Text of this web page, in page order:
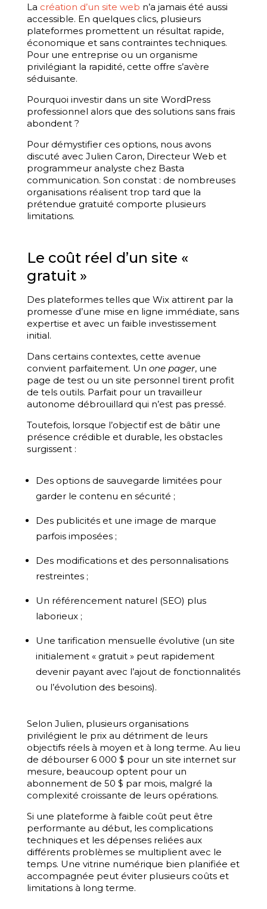
La création d’un site web n’a jamais été aussi
accessible. En quelques clics, plusieurs
plateformes promettent un résultat rapide,
économique et sans contraintes techniques.
Pour une entreprise ou un organisme
privilégiant la rapidité, cette offre s’avère
séduisante.
Pourquoi investir dans un site WordPress
professionnel alors que des solutions sans frais
abondent ?
Pour démystifier ces options, nous avons
discuté avec Julien Caron, Directeur Web et
programmeur analyste chez Basta
communication. Son constat : de nombreuses
organisations réalisent trop tard que la
prétendue gratuité comporte plusieurs
limitations.
Le coût réel d’un site «
gratuit »
Des plateformes telles que Wix attirent par la
promesse d’une mise en ligne immédiate, sans
expertise et avec un faible investissement
initial.
Dans certains contextes, cette avenue
convient parfaitement. Un one pager, une
page de test ou un site personnel tirent profit
de tels outils. Parfait pour un travailleur
autonome débrouillard qui n’est pas pressé.
Toutefois, lorsque l’objectif est de bâtir une
présence crédible et durable, les obstacles
surgissent :
Des options de sauvegarde limitées pour
garder le contenu en sécurité ;
Des publicités et une image de marque
parfois imposées ;
Des modifications et des personnalisations
restreintes ;
Un référencement naturel (SEO) plus
laborieux ;
Une tarification mensuelle évolutive (un site
initialement « gratuit » peut rapidement
devenir payant avec l’ajout de fonctionnalités
ou l’évolution des besoins).
Selon Julien, plusieurs organisations
privilégient le prix au détriment de leurs
objectifs réels à moyen et à long terme. Au lieu
de débourser 6 000 $ pour un site internet sur
mesure, beaucoup optent pour un
abonnement de 50 $ par mois, malgré la
complexité croissante de leurs opérations.
Si une plateforme à faible coût peut être
performante au début, les complications
techniques et les dépenses reliées aux
différents problèmes se multiplient avec le
temps. Une vitrine numérique bien planifiée et
accompagnée peut éviter plusieurs coûts et
limitations à long terme.